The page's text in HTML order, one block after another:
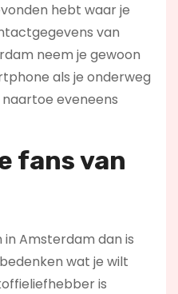
hebt waar je
van
neem je gewoon
als je onderweg
eveneens
fans van
in Amsterdam dan is
wat je wilt
is